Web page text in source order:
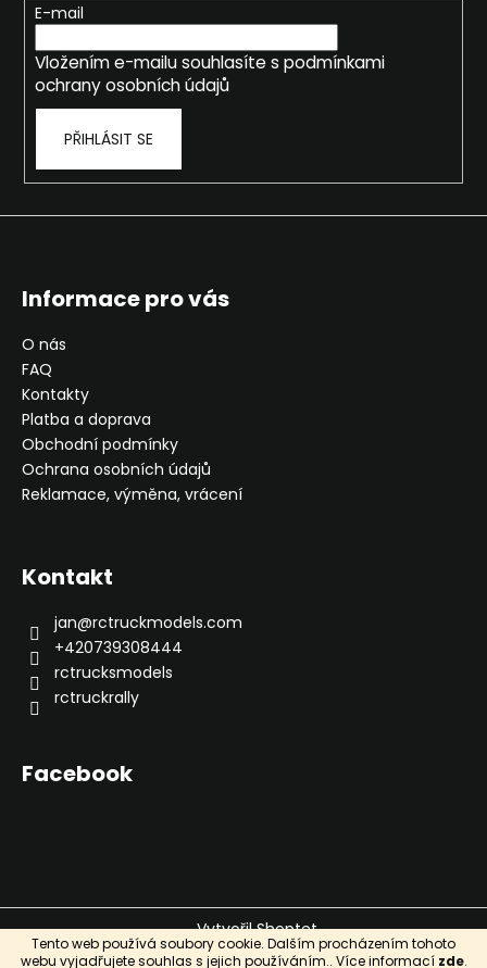
Tento web používá soubory cookie. Dalším procházením tohoto
webu vyjadřujete souhlas s jejich používáním.. Více informací zde.
E-mail
Vložením e-mailu souhlasíte s podmínkami
ochrany osobních údajů
PŘIHLÁSIT SE
Informace pro vás
O nás
FAQ
Kontakty
Platba a doprava
Obchodní podmínky
Ochrana osobních údajů
Reklamace, výměna, vrácení
Kontakt
jan@rctruckmodels.com
+420739308444
rctrucksmodels
rctruckrally
Facebook
Vytvořil Shoptet
Copyright 2026RC Truck Models. Všechna práva